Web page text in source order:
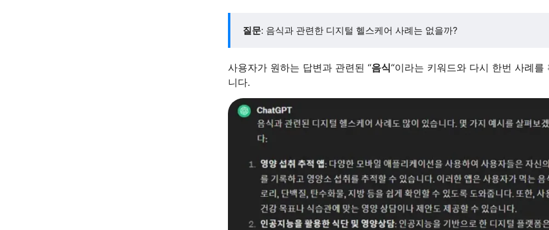
질문: 음식과 관련한 디지털 헬스케어 사례는 없을까?
사용자가 원하는 답변과 관련된 “음식“이라는 키워드와 다시 한번 사례를
니다.